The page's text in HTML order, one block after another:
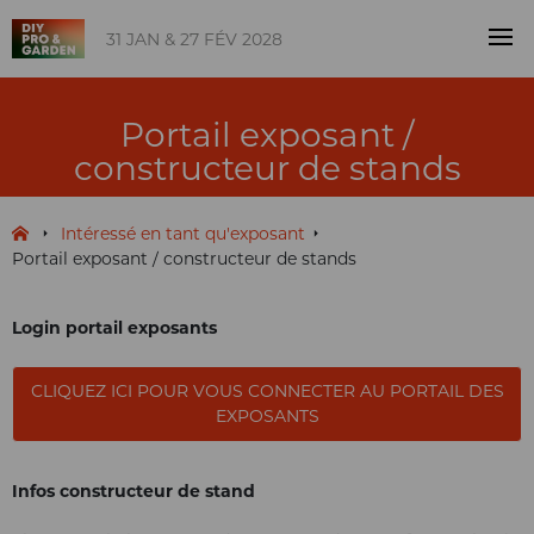
31 JAN & 27 FÉV 2028
Portail exposant /
constructeur de stands
Intéressé en tant qu'exposant
Portail exposant / constructeur de stands
Login portail exposants
CLIQUEZ ICI POUR VOUS CONNECTER AU PORTAIL DES
EXPOSANTS
Infos constructeur de stand